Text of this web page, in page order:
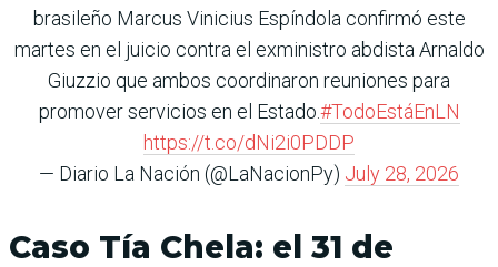
brasileño Marcus Vinicius Espíndola confirmó este
martes en el juicio contra el exministro abdista Arnaldo
Giuzzio que ambos coordinaron reuniones para
promover servicios en el Estado.#TodoEstáEnLN
https://t.co/dNi2i0PDDP
— Diario La Nación (@LaNacionPy) July 28, 2026
Caso Tía Chela: el 31 de